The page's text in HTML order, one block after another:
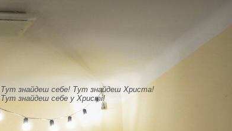
Тут знайдеш себе! Тут знайдеш Христа!
Тут знайдеш себе у Христі!